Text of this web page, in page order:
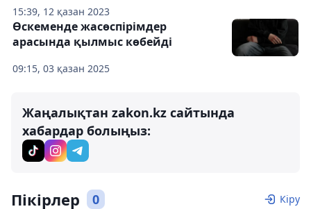
15:39, 12 қазан 2023
09:15, 03 қазан 2025
Өскеменде жасөспірімдер
арасында қылмыс көбейді
Жаңалықтан zakon.kz сайтында
хабардар болыңыз:
Пікірлер 0 Кіру